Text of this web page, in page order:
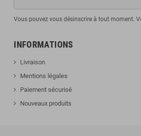
Vous pouvez vous désinscrire à tout moment.
INFORMATIONS
Livraison
Mentions légales
Paiement sécurisé
Nouveaux produits